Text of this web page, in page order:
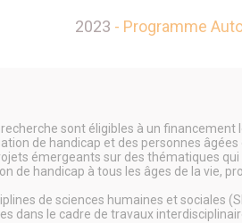
2023 - Programme
sont éligibles à un
de handicap et des personnes
émergeants sur des thématiques
de handicap à tous les âges de la vie,
de sciences humaines et sociales
dans le cadre de travaux